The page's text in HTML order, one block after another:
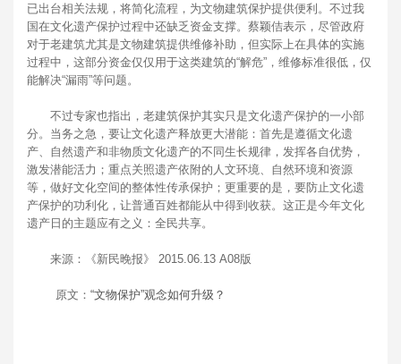
已出台相关法规，将简化流程，为文物建筑保护提供便利。不过我
国在文化遗产保护过程中还缺乏资金支撑。蔡颖佶表示，尽管政府
对于老建筑尤其是文物建筑提供维修补助，但实际上在具体的实施
过程中，这部分资金仅仅用于这类建筑的“解危”，维修标准很低，仅
能解决“漏雨”等问题。
不过专家也指出，老建筑保护其实只是文化遗产保护的一小部
分。当务之急，要让文化遗产释放更大潜能：首先是遵循文化遗
产、自然遗产和非物质文化遗产的不同生长规律，发挥各自优势，
激发潜能活力；重点关照遗产依附的人文环境、自然环境和资源
等，做好文化空间的整体性传承保护；更重要的是，要防止文化遗
产保护的功利化，让普通百姓都能从中得到收获。这正是今年文化
遗产日的主题应有之义：全民共享。
来源：《新民晚报》 2015.06.13 A08版
原文： “文物保护”观念如何升级？